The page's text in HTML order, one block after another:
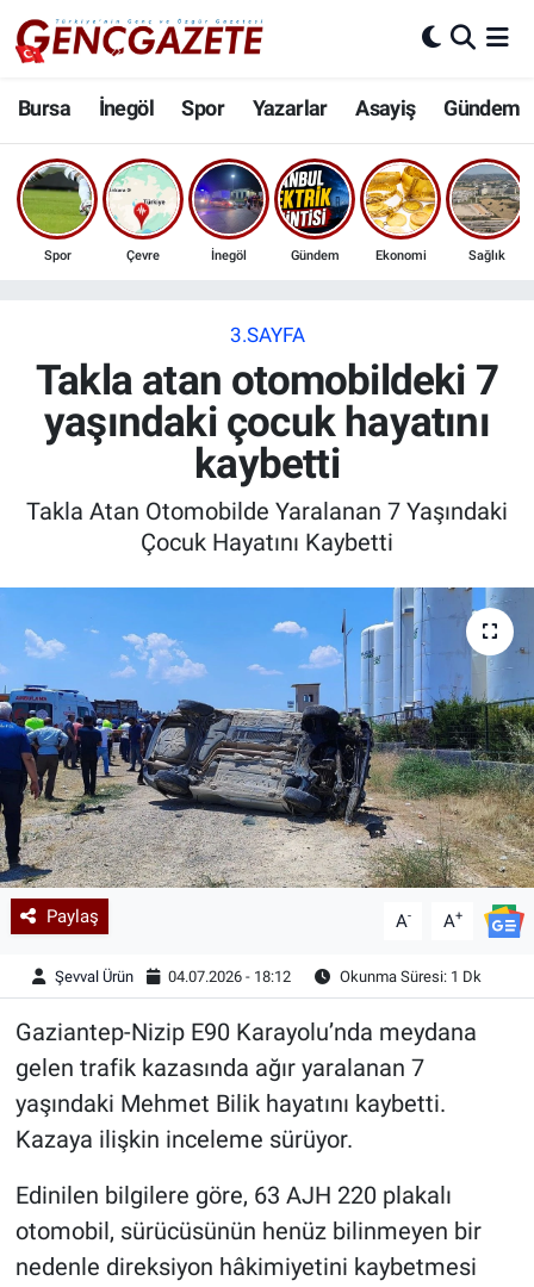
Bursa İnegöl Spor Yazarlar Asayiş Gündem
Spor Çevre İnegöl Gündem Ekonomi Sağlık
3.SAYFA
Takla atan otomobildeki 7
yaşındaki çocuk hayatını
kaybetti
Takla Atan Otomobilde Yaralanan 7 Yaşındaki
Çocuk Hayatını Kaybetti
Paylaş A- A+
Şevval Ürün 04.07.2026 - 18:12 Okunma Süresi: 1 Dk
Gaziantep-Nizip E90 Karayolu’nda meydana
gelen trafik kazasında ağır yaralanan 7
yaşındaki Mehmet Bilik hayatını kaybetti.
Kazaya ilişkin inceleme sürüyor.
Edinilen bilgilere göre, 63 AJH 220 plakalı
otomobil, sürücüsünün henüz bilinmeyen bir
nedenle direksiyon hâkimiyetini kaybetmesi
Bursa
İnegöl
3.SAYFA
Ekonomi
İnanç
Kültür & Sanat
Sağlık
Siyaset
Teknoloji
Yazarlar
Astroloji-Rüya
Nöbetçi Eczaneler
Hava Durumu
Trafik Durumu
Son Dakika Haberleri